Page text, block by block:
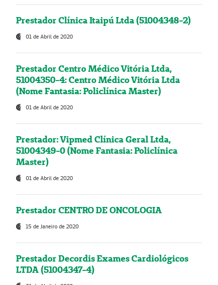
Prestador Clínica Itaipú Ltda (51004348-2)
01 de Abril de 2020
Prestador Centro Médico Vitória Ltda,
51004350-4: Centro Médico Vitória Ltda
(Nome Fantasia: Policlínica Master)
01 de Abril de 2020
Prestador: Vipmed Clínica Geral Ltda,
51004349-0 (Nome Fantasia: Policlínica
Master)
01 de Abril de 2020
Prestador CENTRO DE ONCOLOGIA
15 de Janeiro de 2020
Prestador Decordis Exames Cardiológicos
LTDA (51004347-4)